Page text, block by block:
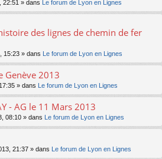
22:51 » dans Le forum de Lyon en Lignes
des lignes de chemin de fer
15:23 » dans Le forum de Lyon en Lignes
Genève 2013
» dans Le forum de Lyon en Lignes
- AG le 11 Mars 2013
08:10 » dans Le forum de Lyon en Lignes
21:37 » dans Le forum de Lyon en Lignes